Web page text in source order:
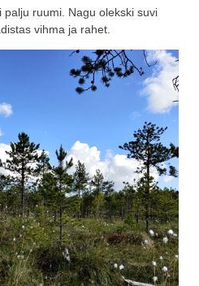
ruumi. Nagu olekski suvi
vihma ja rahet.